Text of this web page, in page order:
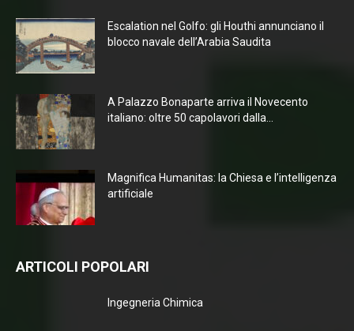
Escalation nel Golfo: gli Houthi annunciano il
blocco navale dell’Arabia Saudita
A Palazzo Bonaparte arriva il Novecento
italiano: oltre 50 capolavori dalla...
Magnifica Humanitas: la Chiesa e l’intelligenza
artificiale
ARTICOLI POPOLARI
Ingegneria Chimica